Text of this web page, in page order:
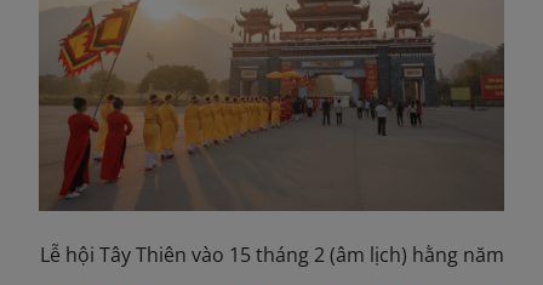
Lễ hội Tây Thiên vào 15 tháng 2 (âm lịch) hằng năm